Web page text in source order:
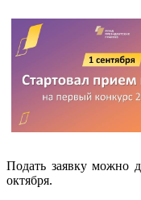
Подать заявку можно
октября.